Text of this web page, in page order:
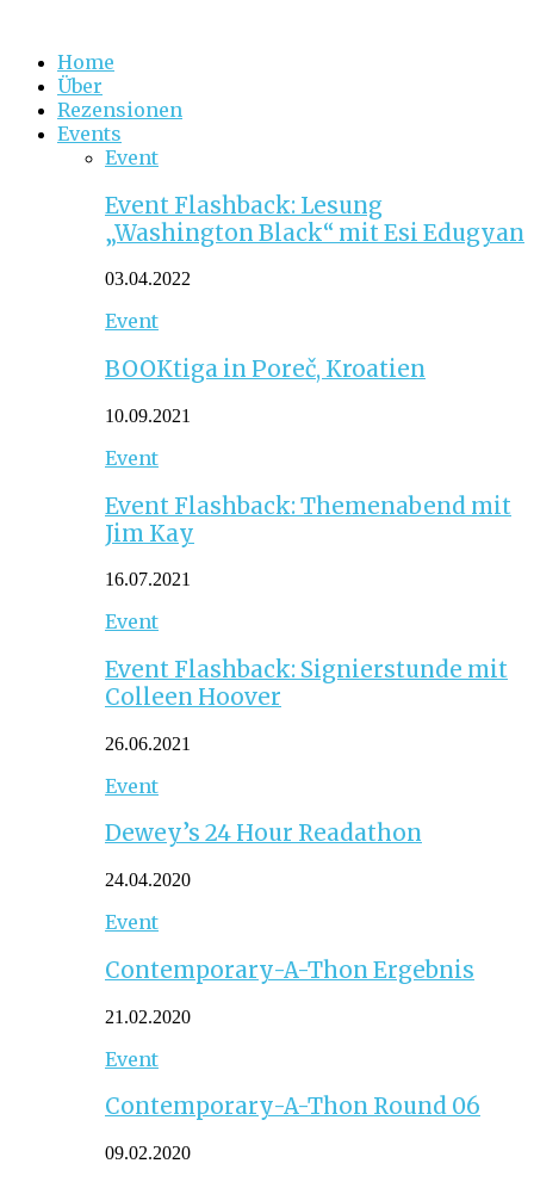
Home
Über
Rezensionen
Events
Event
Event Flashback: Lesung
„Washington Black“ mit Esi Edugyan
03.04.2022
Event
BOOKtiga in Poreč, Kroatien
10.09.2021
Event
Event Flashback: Themenabend mit
Jim Kay
16.07.2021
Event
Event Flashback: Signierstunde mit
Colleen Hoover
26.06.2021
Event
Dewey’s 24 Hour Readathon
24.04.2020
Event
Contemporary-A-Thon Ergebnis
21.02.2020
Event
Contemporary-A-Thon Round 06
09.02.2020